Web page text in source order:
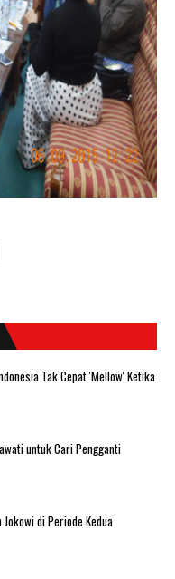
Tak Cepat 'Mellow' Ketika
untuk Cari Pengganti
di Periode Kedua